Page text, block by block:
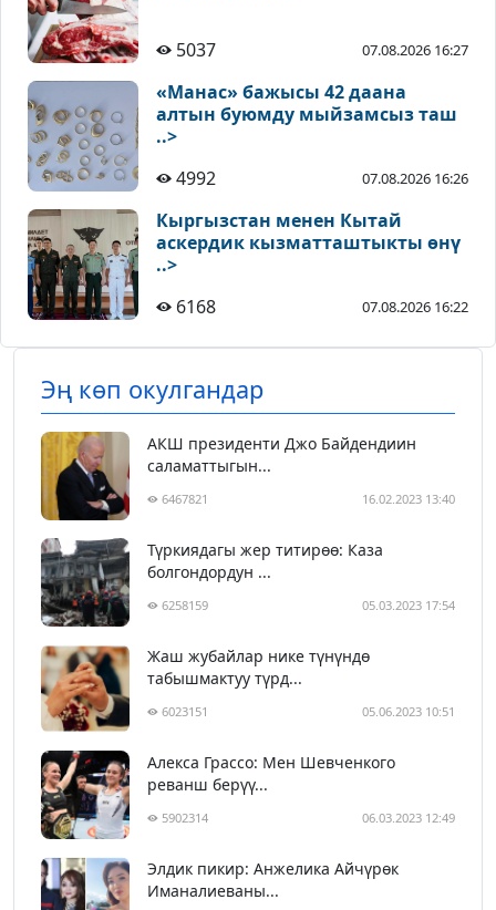
5037 07.08.2026 16:27
«Манас» бажысы 42 даана
алтын буюмду мыйзамсыз таш
..>
4992
07.08.2026 16:26
Кыргызстан менен Кытай
аскердик кызматташтыкты өнү
..>
6168
07.08.2026 16:22
Эң көп окулгандар
АКШ президенти Джо Байдендиин
саламаттыгын...
6467821 16.02.2023 13:40
Түркиядагы жер титирөө: Каза
болгондордун ...
6258159 05.03.2023 17:54
Жаш жубайлар нике түнүндө
табышмактуу түрд...
6023151 05.06.2023 10:51
Алекса Грассо: Мен Шевченкого
реванш берүү...
5902314 06.03.2023 12:49
Элдик пикир: Анжелика Айчүрөк
Иманалиеваны...